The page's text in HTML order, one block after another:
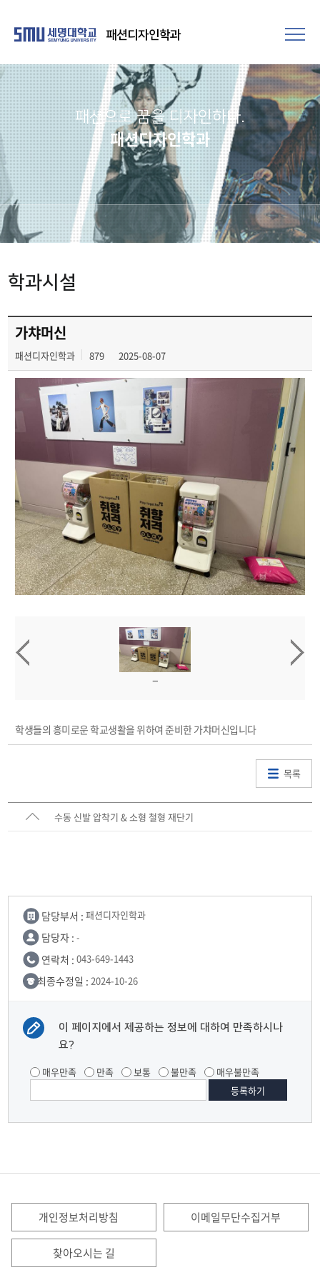
패션디자인학과
패션으로 꿈을 디자인하다.
패션디자인학과
학과시설
가챠머신
패션디자인학과 879 2025-08-07
학생들의 흥미로운 학교생활을 위하여 준비한 가챠머신입니다
목록
수동 신발 압착기 & 소형 철형 재단기
담당부서 : 패션디자인학과
담당자 : -
연락처 : 043-649-1443
최종수정일 : 2024-10-26
이 페이지에서 제공하는 정보에 대하여 만족하시나
요?
매우만족 만족 보통 불만족 매우불만족
개인정보처리방침 이메일무단수집거부
찾아오시는 길